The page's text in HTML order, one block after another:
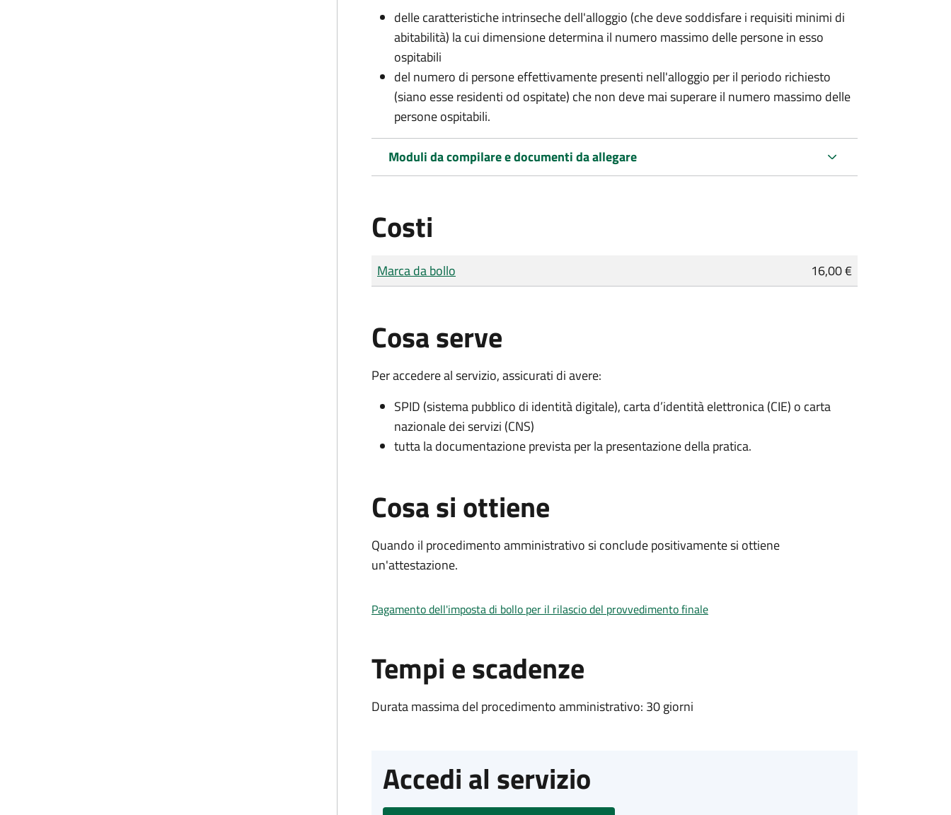
delle caratteristiche intrinseche dell'alloggio (che deve soddisfare i requisiti minimi di
abitabilità) la cui dimensione determina il numero massimo delle persone in esso
ospitabili
del numero di persone effettivamente presenti nell'alloggio per il periodo richiesto
(siano esse residenti od ospitate) che non deve mai superare il numero massimo delle
persone ospitabili.
Moduli da compilare e documenti da allegare
Costi
Tipo di pagamento
Importo
Marca da bollo 16,00 €
Cosa serve
Per accedere al servizio, assicurati di avere:
SPID (sistema pubblico di identità digitale), carta d’identità elettronica (CIE) o carta
nazionale dei servizi (CNS)
tutta la documentazione prevista per la presentazione della pratica.
Cosa si ottiene
Quando il procedimento amministrativo si conclude positivamente si ottiene
un'attestazione.
Pagamento dell'imposta di bollo per il rilascio del provvedimento finale
Tempi e scadenze
Durata massima del procedimento amministrativo: 30 giorni
Accedi al servizio